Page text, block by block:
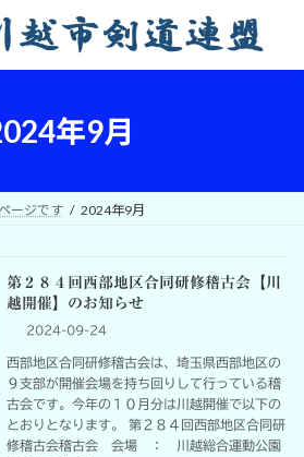
年9月
ージです 2024年9月
第２８４回西部地区合同研修稽古会【川
越開催】のお知らせ
2024-09-24
西部地区合同研修稽古会は、埼玉県西部地区の
９支部が開催会場を持ち回りして行っている稽
古会です。今年の１０月分は川越開催で以下の
とおりとなります。 第２８４回西部地区合同研
修稽古会稽古会 会場 ： 川越総合運動公園